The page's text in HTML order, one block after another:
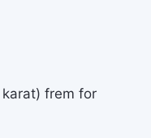
frem for